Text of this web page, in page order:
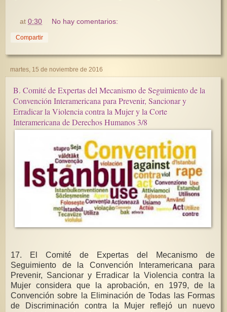
at0:30 No hay comentarios:
Compartir
martes, 15 de noviembre de 2016
B. Comité de Expertas del Mecanismo de Seguimiento de la
Convención Interamericana para Prevenir, Sancionar y
Erradicar la Violencia contra la Mujer y la Corte
Interamericana de Derechos Humanos 3/8
17. El Comité de Expertas del Mecanismo de
Seguimiento de la Convención Interamericana para
Prevenir, Sancionar y Erradicar la Violencia contra la
Mujer considera que la aprobación, en 1979, de la
Convención sobre la Eliminación de Todas las Formas
de Discriminación contra la Mujer reflejó un nuevo